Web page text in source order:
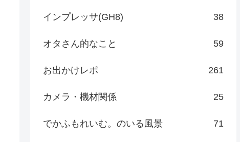
インプレッサ(GH8) 38
オタさん的なこと 59
お出かけレポ 261
カメラ・機材関係 25
でかふもれいむ。のいる風景 71